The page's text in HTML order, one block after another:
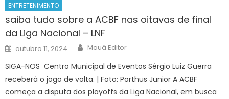
ENTRETENIMENTO
saiba tudo sobre a ACBF nas oitavas de final
da Liga Nacional – LNF
Posted
on
outubro 11, 2024 Author
Mauá Editor
SIGA-NOS Centro Municipal de Eventos Sérgio Luiz Guerra
receberá o jogo de volta. | Foto: Porthus Junior A ACBF
começa a disputa dos playoffs da Liga Nacional, em busca